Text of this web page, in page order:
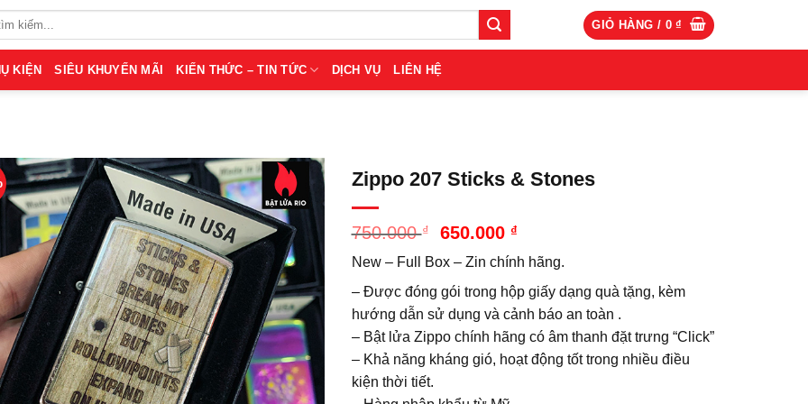
GIỎ HÀNG / 0₫
KIỆN SIÊU KHUYẾN MÃI KIẾN THỨC – TIN TỨC DỊCH VỤ LIÊN HỆ
Zippo 207 Sticks & Stones
750.000₫
Giá
là:
750.000 ₫.
650.000 ₫Giá
tại
là:
650.000 ₫.
New – Full Box – Zin chính hãng.
– Được đóng gói trong hộp giấy dạng quà tặng, kèm
hướng dẫn sử dụng và cảnh báo an toàn .
– Bật lửa Zippo chính hãng có âm thanh đặt trưng “Click”
– Khả năng kháng gió, hoạt động tốt trong nhiều điều
kiện thời tiết.